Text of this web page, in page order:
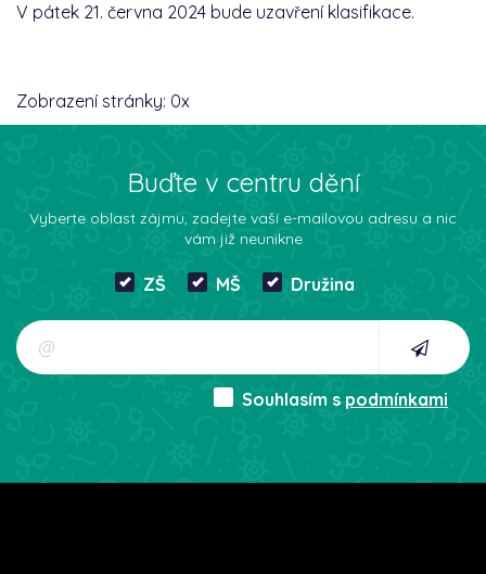
V pátek 21. června 2024 bude uzavření klasifikace.
Zobrazení stránky: 0x
Buďte v centru dění
Vyberte oblast zájmu, zadejte vaší e-mailovou adresu a nic
vám již neunikne
ZŠ MŠ Družina
Souhlasím s podmínkami